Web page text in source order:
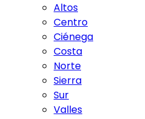
Altos
Centro
Ciénega
Costa
Norte
Sierra
Sur
Valles